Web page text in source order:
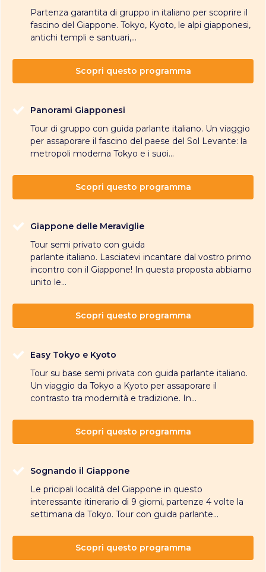
Partenza garantita di gruppo in italiano per scoprire il
fascino del Giappone. Tokyo, Kyoto, le alpi giapponesi,
antichi templi e santuari,...
Scopri questo programma
Panorami Giapponesi
Tour di gruppo con guida parlante italiano. Un viaggio
per assaporare il fascino del paese del Sol Levante: la
metropoli moderna Tokyo e i suoi...
Scopri questo programma
Giappone delle Meraviglie
Tour semi privato con guida
parlante italiano. Lasciatevi incantare dal vostro primo
incontro con il Giappone! In questa proposta abbiamo
unito le...
Scopri questo programma
Easy Tokyo e Kyoto
Tour su base semi privata con guida parlante italiano.
Un viaggio da Tokyo a Kyoto per assaporare il
contrasto tra modernità e tradizione. In...
Scopri questo programma
Sognando il Giappone
Le pricipali località del Giappone in questo
interessante itinerario di 9 giorni, partenze 4 volte la
settimana da Tokyo. Tour con guida parlante...
Scopri questo programma